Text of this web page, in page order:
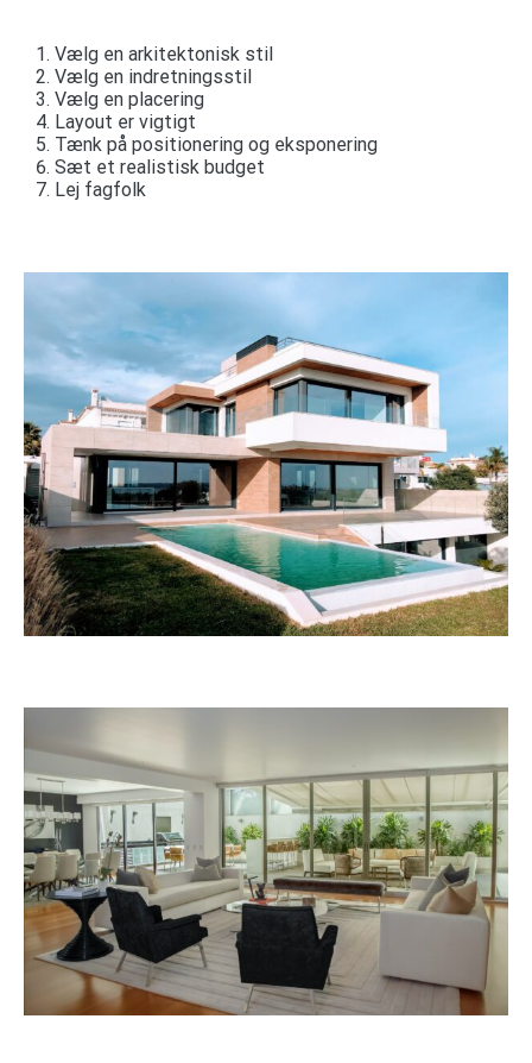
Vælg en arkitektonisk stil
Vælg en indretningsstil
Vælg en placering
Layout er vigtigt
Tænk på positionering og eksponering
Sæt et realistisk budget
Lej fagfolk